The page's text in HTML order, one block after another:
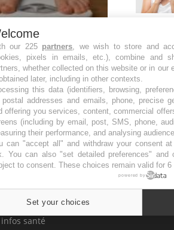
cancer : sous-estime-t-on
surpoids ?
Régimes
cancer de
Recevez toutes les semaines les meilleures
infos santé
our 225 partners, we wish to store and
pixels in emails, etc.), combine and
whether collected on this website or in our
later, including in other contexts.
this data (identifiers, browsing,
postal addresses and emails, phone, precise
offering you services, content, commercial
(including by email, post, SMS, phone,
their performance, and analysing
can "accept all" and withdraw your consent
. You can also "set detailed preferences" and
to consent. These choices remain valid for 6
powered by
Set your choices